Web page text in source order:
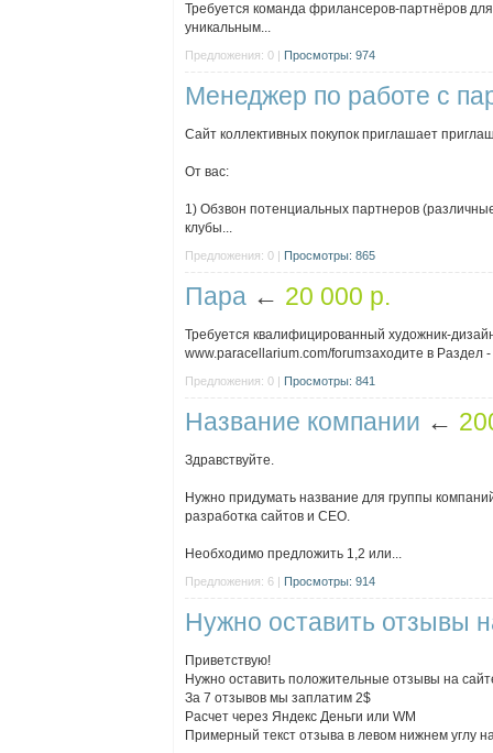
Требуется команда фрилансеров-партнёров
уникальным...
Предложения: 0 | Просмотры: 974
Менеджер по работе с
Сайт коллективных покупок приглашает
От вас:
1) Обзвон потенциальных партнеров
клубы...
Предложения: 0 | Просмотры: 865
Пара ← 20 000 p.
Требуется квалифицированный художник-
www.paracellarium.com/forumзаходите в
Предложения: 0 | Просмотры: 841
Название компании ←
Здравствуйте.
Нужно придумать название для группы
разработка сайтов и СЕО.
Необходимо предложить 1,2 или...
Предложения: 6 | Просмотры: 914
Нужно оставить отзывы
Приветствую!
Нужно оставить положительные отзывы на
За 7 отзывов мы заплатим 2$
Расчет через Яндекс Деньги или WM
Примерный текст отзыва в левом нижнем углу